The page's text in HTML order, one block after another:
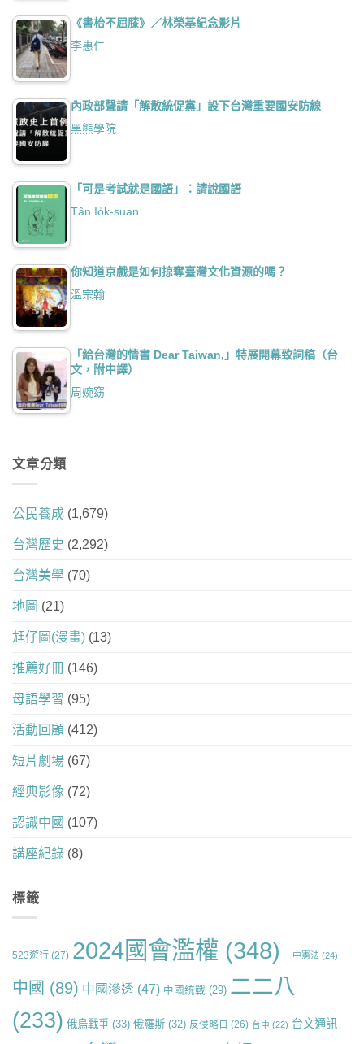
《書枱不屈膝》／林榮基紀念影片
李惠仁
內政部聲請「解散統促黨」設下台灣重要國安防線
黑熊學院
「可是考試就是國語」：請說國語
Tân Io̍k-suan
你知道京戲是如何掠奪臺灣文化資源的嗎？
溫宗翰
「給台灣的情書 Dear Taiwan,」特展開幕致詞稿（台
文，附中譯）
周婉窈
文章分類
公民養成 (1,679)
台灣歷史 (2,292)
台灣美學 (70)
地圖 (21)
尪仔圖(漫畫) (13)
推薦好冊 (146)
母語學習 (95)
活動回顧 (412)
短片劇場 (67)
經典影像 (72)
認識中國 (107)
講座紀錄 (8)
標籤
523遊行 (27) 2024國會濫權 (348) 一中憲法 (24)
中國 (89) 中國滲透 (47) 中國統戰 (29) 二二八
(233) 俄烏戰爭 (33) 俄羅斯 (32) 反侵略日 (26) 台中 (22) 台文通訊